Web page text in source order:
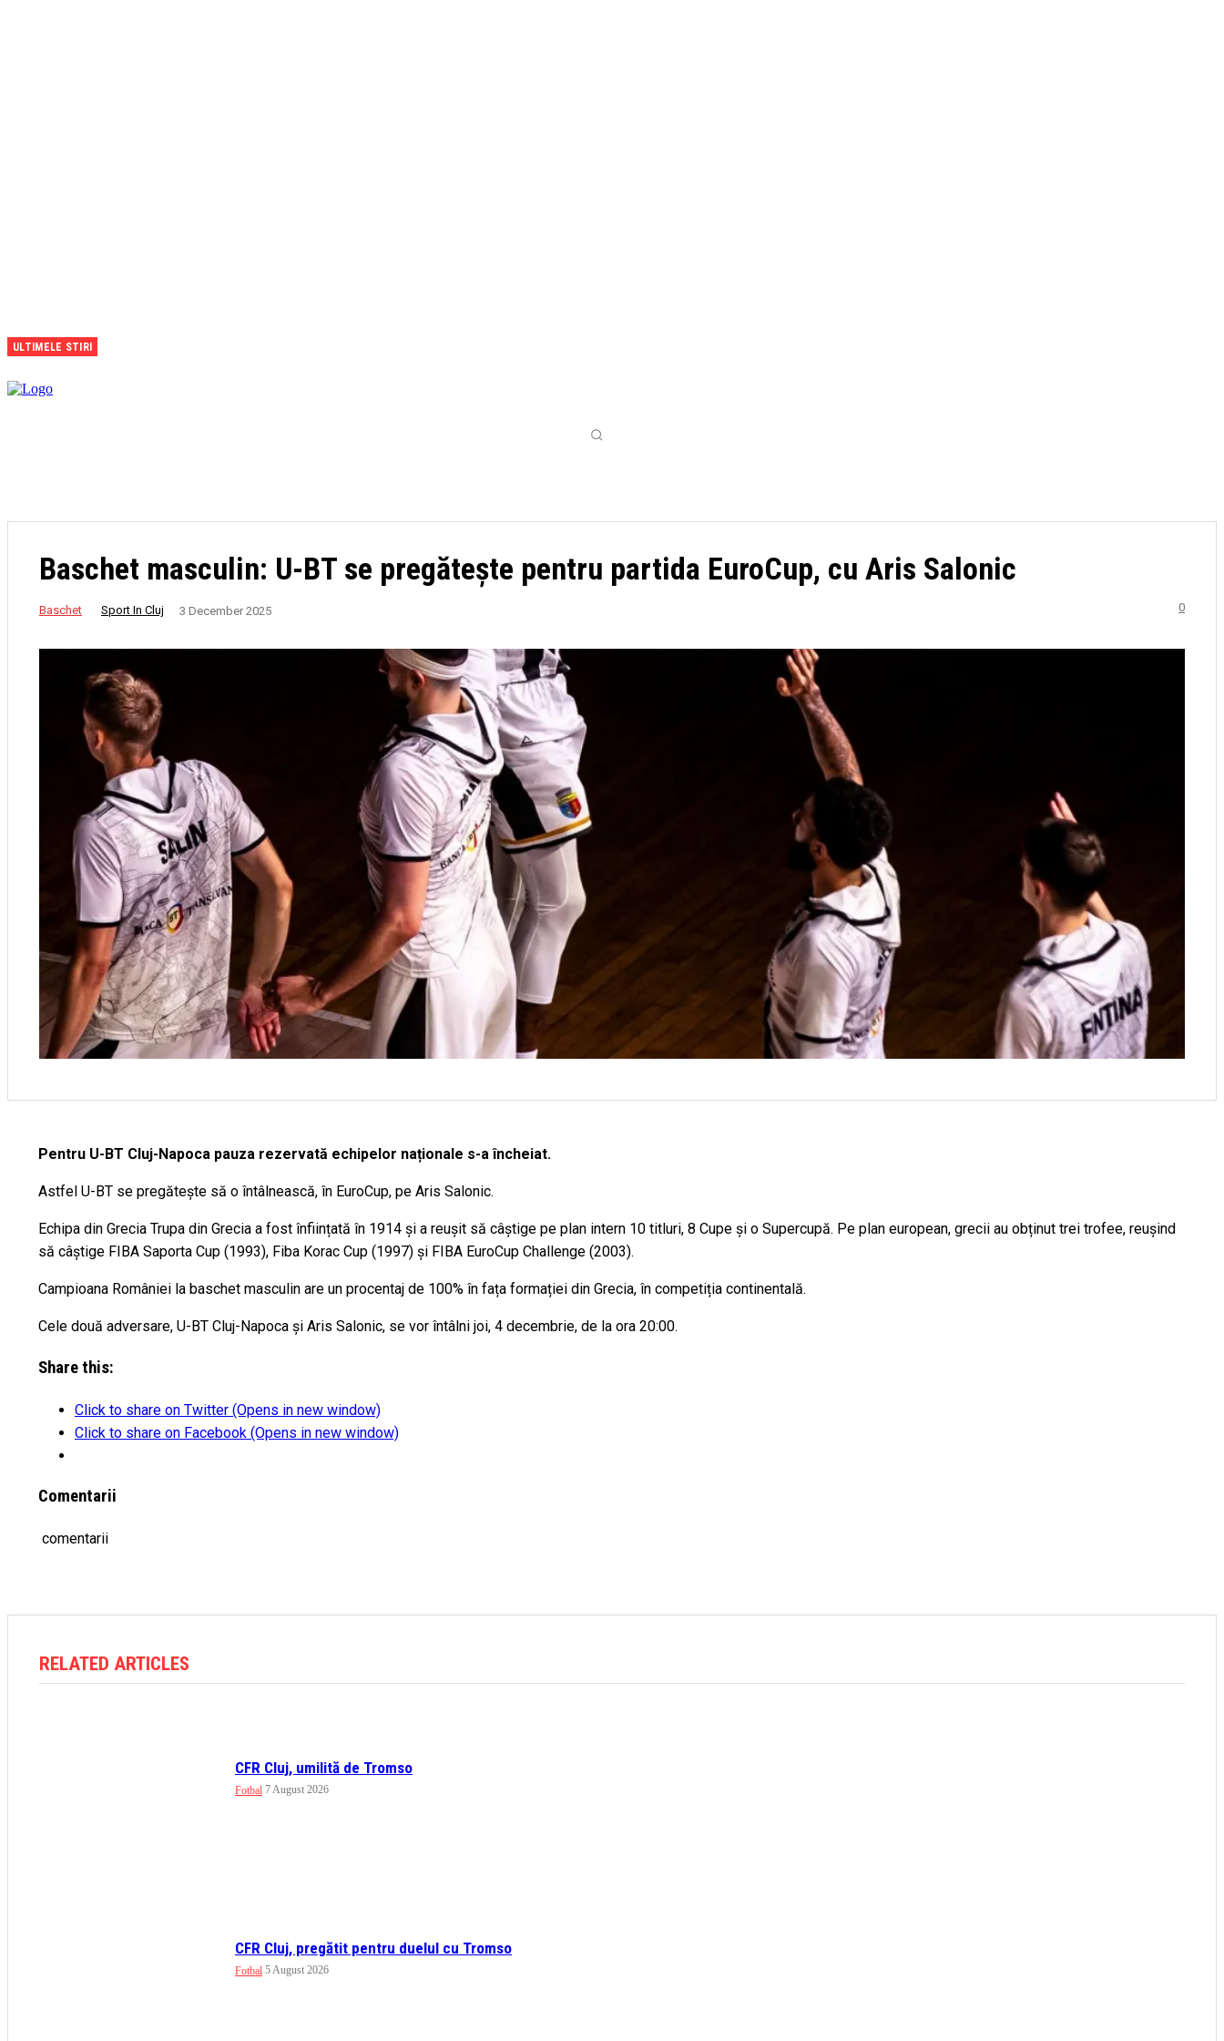
ULTIMELE STIRI
Baschet masculin: U-BT se pregătește pentru partida EuroCup, cu Aris Salonic
Baschet Sport In Cluj 3 December 2025 0
Pentru U-BT Cluj-Napoca pauza rezervată echipelor naționale s-a încheiat.
Astfel U-BT se pregătește să o întâlnească, în EuroCup, pe Aris Salonic.
Echipa din Grecia Trupa din Grecia a fost înființată în 1914 și a reușit să câștige pe plan intern 10 titluri, 8 Cupe și o Supercupă. Pe plan european, grecii au obținut trei trofee, reușind
să câștige FIBA Saporta Cup (1993), Fiba Korac Cup (1997) și FIBA EuroCup Challenge (2003).
Campioana României la baschet masculin are un procentaj de 100% în fața formației din Grecia, în competiția continentală.
Cele două adversare, U-BT Cluj-Napoca și Aris Salonic, se vor întâlni joi, 4 decembrie, de la ora 20:00.
Share this:
Click to share on Twitter (Opens in new window)
Click to share on Facebook (Opens in new window)
Comentarii
comentarii
RELATED ARTICLES
CFR Cluj, umilită de Tromso
Fotbal 7 August 2026
CFR Cluj, pregătit pentru duelul cu Tromso
Fotbal 5 August 2026